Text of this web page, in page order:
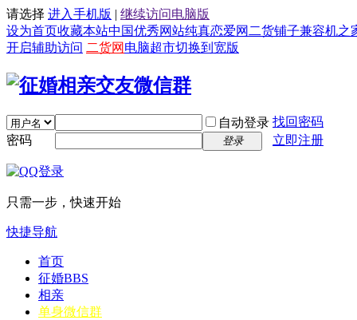
请选择 进入手机版 | 继续访问电脑版
设为首页收藏本站中国优秀网站纯真恋爱网 二货铺子兼容机之
开启辅助访问 二货网 电脑超市切换到宽版
自动登录 找回密码
密码
登录 立即注册
只需一步，快速开始
快捷导航
首页
征婚BBS
相亲
单身微信群